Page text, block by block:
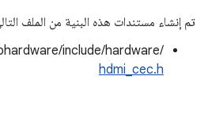
تم إنشاء مستندات هذه البنية من الملف
include/hardware/
hdmi_cec.h